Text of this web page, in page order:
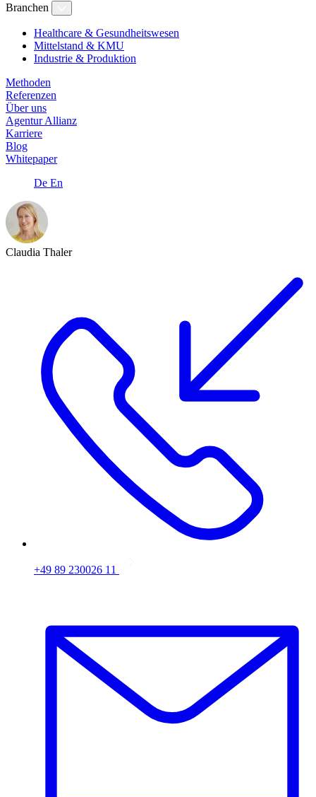
Branchen
Healthcare & Gesundheitswesen
Mittelstand & KMU
Industrie & Produktion
Methoden
Referenzen
Über uns
Agentur Allianz
Karriere
Blog
Whitepaper
De En
Claudia Thaler
+49 89 230026 11